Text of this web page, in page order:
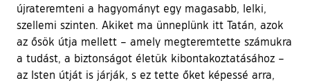
újrateremteni a hagyományt egy magasabb, lelki,
szellemi szinten. Akiket ma ünneplünk itt Tatán, azok
az ősök útja mellett – amely megteremtette számukra
a tudást, a biztonságot életük kibontakoztatásához –
az Isten útját is járják, s ez tette őket képessé arra,